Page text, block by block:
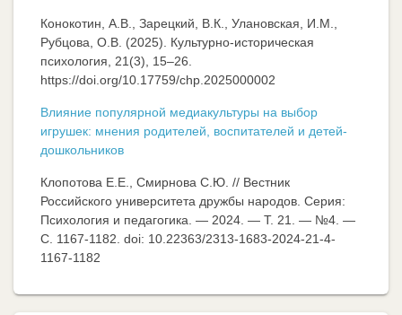
Конокотин, А.В., Зарецкий, В.К., Улановская, И.М.,
Рубцова, О.В. (2025). Культурно-историческая
психология, 21(3), 15–26.
https://doi.org/10.17759/chp.2025000002
Влияние популярной медиакультуры на выбор
игрушек: мнения родителей, воспитателей и детей-
дошкольников
Клопотова Е.Е., Смирнова С.Ю. // Вестник
Российского университета дружбы народов. Серия:
Психология и педагогика. — 2024. — Т. 21. — №4. —
C. 1167-1182. doi: 10.22363/2313-1683-2024-21-4-
1167-1182